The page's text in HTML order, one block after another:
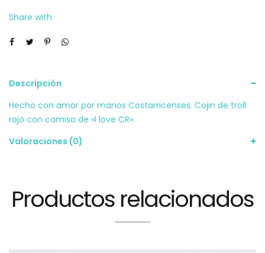
Share with
Descripción
Hecho con amor por manos Costarricenses. Cojin de troll
rojo con camisa de «I love CR».
Valoraciones (0)
Productos relacionados